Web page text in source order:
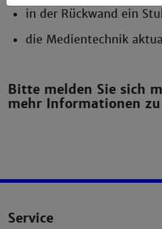
in der Rückwand ein
die Medientechnik
Bitte melden Sie sich
mehr Informationen
Service